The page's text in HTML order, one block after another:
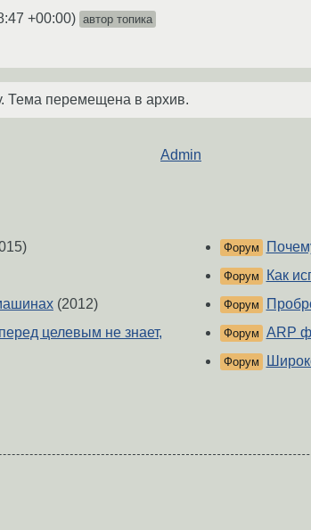
+00:00) автор топика
Тема перемещена в архив.
Admin
(2012)
целевым не знает,
Форум
Форум Как
Форум
Форум ARP
Форум